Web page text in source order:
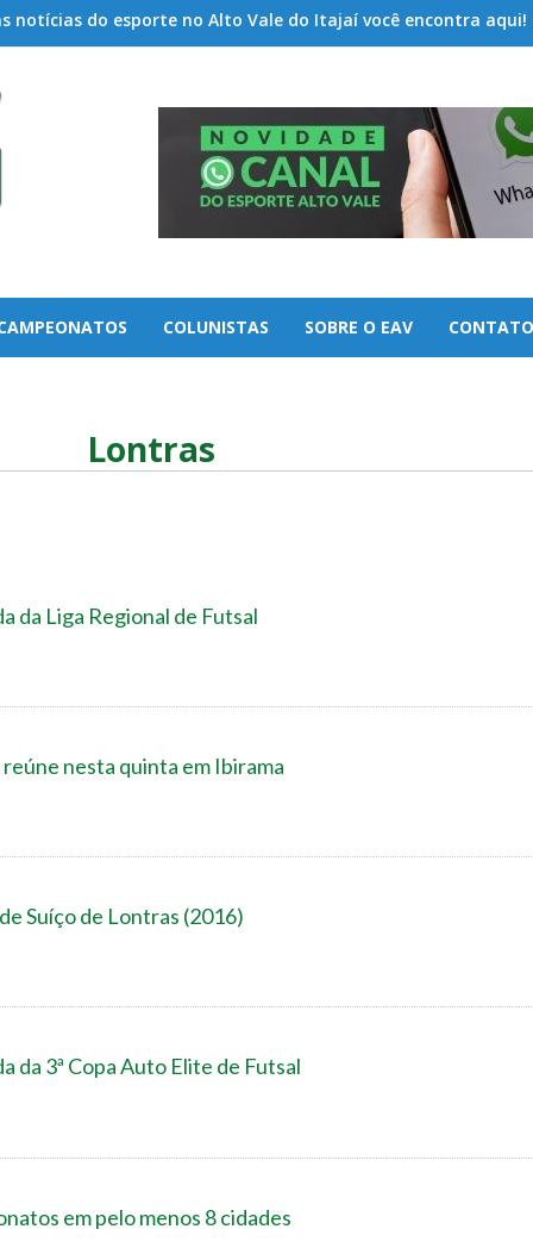
notícias do esporte no Alto Vale do Itajaí você encontra aqui!
COLUNISTAS SOBRE O EAV CONTATO
Lontras
da Liga Regional de Futsal
nesta quinta em Ibirama
Suíço de Lontras (2016)
da 3ª Copa Auto Elite de Futsal
em pelo menos 8 cidades